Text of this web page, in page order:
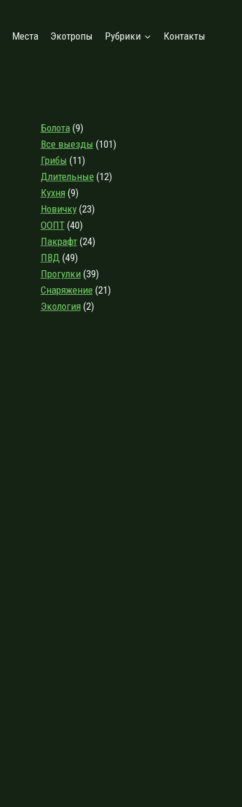
Места Экотропы Рубрики Контакты
Болота(9)
Все выезды (101)
Грибы (11)
Длительные(12)
Кухня(9)
Новичку(23)
ООПТ(40)
Пакрафт(24)
ПВД(49)
Прогулки(39)
Снаряжение(21)
Экология(2)